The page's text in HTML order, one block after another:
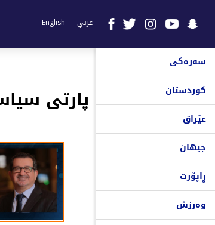
عربي English
سەرەکی
کوردستان
عێراق
جیهان
ڕاپۆرت
وەرزش
پارتی